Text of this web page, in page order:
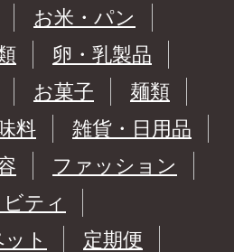
お米・パン
卵・乳製品
お菓子
麺類
料
雑貨・日用品
ファッション
ティ
ト
定期便